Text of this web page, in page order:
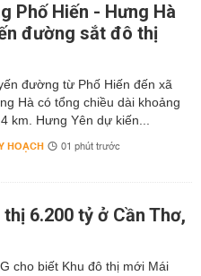
Phố Hiến - Hưng Hà
đường sắt đô thị
đường từ Phố Hiến đến xã
Hà có tổng chiều dài khoảng
km. Hưng Yên dự kiến...
HOẠCH 01 phút trước
6.200 tỷ ở Cần Thơ,
cho biết Khu đô thị mới Mái